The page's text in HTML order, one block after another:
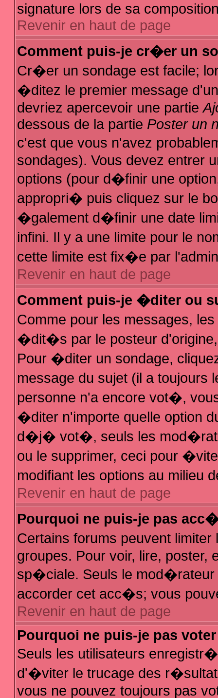
signature lors de sa
Revenir en haut de page
Comment puis-je cr�er un
Cr�er un sondage est facile;
�ditez le premier message
devriez apercevoir une partie
dessous de la partie Poster un
c'est que vous n'avez
sondages). Vous devez entrer
options (pour d�finir une
appropri� puis cliquez sur le
�galement d�finir une date
infini. Il y a une limite pour le
cette limite est fix�e par
Revenir en haut de page
Comment puis-je �diter ou
Comme pour les messages,
�dit�s par le posteur
Pour �diter un sondage,
message du sujet (il a
personne n'a encore vot�,
�diter n'importe quelle option
d�j� vot�, seuls les
ou le supprimer, ceci pour
modifiant les options au milieu
Revenir en haut de page
Pourquoi ne puis-je pas
Certains forums peuvent
groupes. Pour voir, lire, poster,
sp�ciale. Seuls le mod�rateur
accorder cet acc�s; vous
Revenir en haut de page
Pourquoi ne puis-je pas
Seuls les utilisateurs
d'�viter le trucage des
vous ne pouvez toujours pas